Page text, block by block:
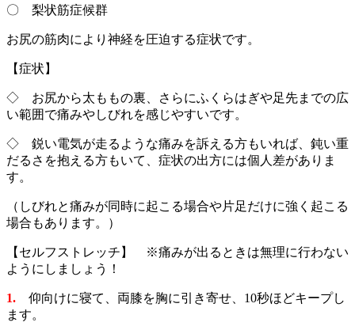
〇 梨状筋症候群
お尻の筋肉により神経を圧迫する症状です。
【症状】
◇ お尻から太ももの裏、さらにふくらはぎや足先までの広
い範囲で痛みやしびれを感じやすいです。
◇ 鋭い電気が走るような痛みを訴える方もいれば、鈍い重
だるさを抱える方もいて、症状の出方には個人差がありま
す。
（しびれと痛みが同時に起こる場合や片足だけに強く起こる
場合もあります。）
【セルフストレッチ】 ※痛みが出るときは無理に行わない
ようにしましょう！
1.
仰向けに寝て、両膝を胸に引き寄せ、10秒ほどキープし
ます。